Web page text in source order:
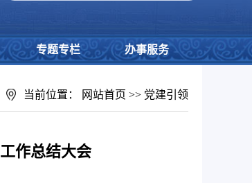
专题专栏 办事服务
当前位置： 网站首页 >> 党建引领
作总结大会